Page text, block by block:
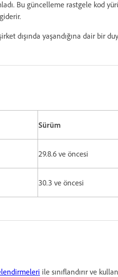
Bu güncelleme rastgele kod
dışında yaşandığına dair bir
Sürüm
29.8.6 ve öncesi
30.3 ve öncesi
ile sınıflandırır ve